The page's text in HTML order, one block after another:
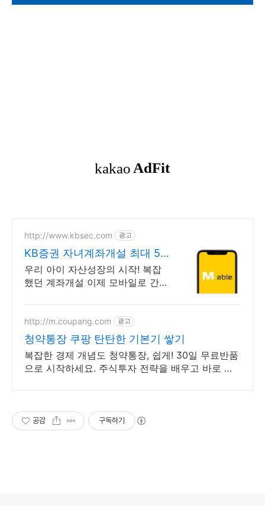
http://www.kbsec.com 광고
KB증권 자녀계좌개설 최대 5
만원 주식쿠폰
우리 아이 자산성장의 시작! 복잡
했던 계좌개설 이제 모바일로 간편
http://m.coupang.com 광고
청약통장 쿠팡 탄탄한 기본기 쌓기
복잡한 경제 개념도 청약통장, 쉽게! 30일 무료반품
으로 시작하세요. 주식투자 전략을 배우고 바로 실
공감 구독하기